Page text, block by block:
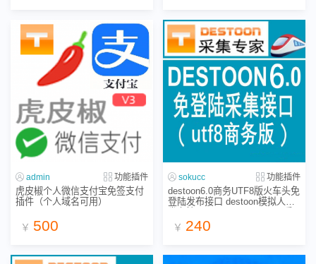
admin 功能插件
虎皮椒个人微信支付宝免签支付
插件（个人域名可用）
￥ 500
sokucc 功能插件
destoon6.0商务UTF8版火车头免
登陆发布接口 destoon模拟人工
集接口
￥ 240